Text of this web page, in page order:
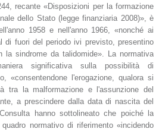
recante «Disposizioni per la formazione
dello Stato (legge finanziaria 2008)», è
1958 e nell'anno 1966, «nonché ai
di fuori del periodo ivi previsto, presentino
la sindrome da talidomide». La normativa
significativa sulla possibilità di
«consentendone l'erogazione, qualora si
tra la malformazione e l'assunzione del
a prescindere dalla data di nascita del
hanno sottolineato che poiché la
normativo di riferimento «incidendo